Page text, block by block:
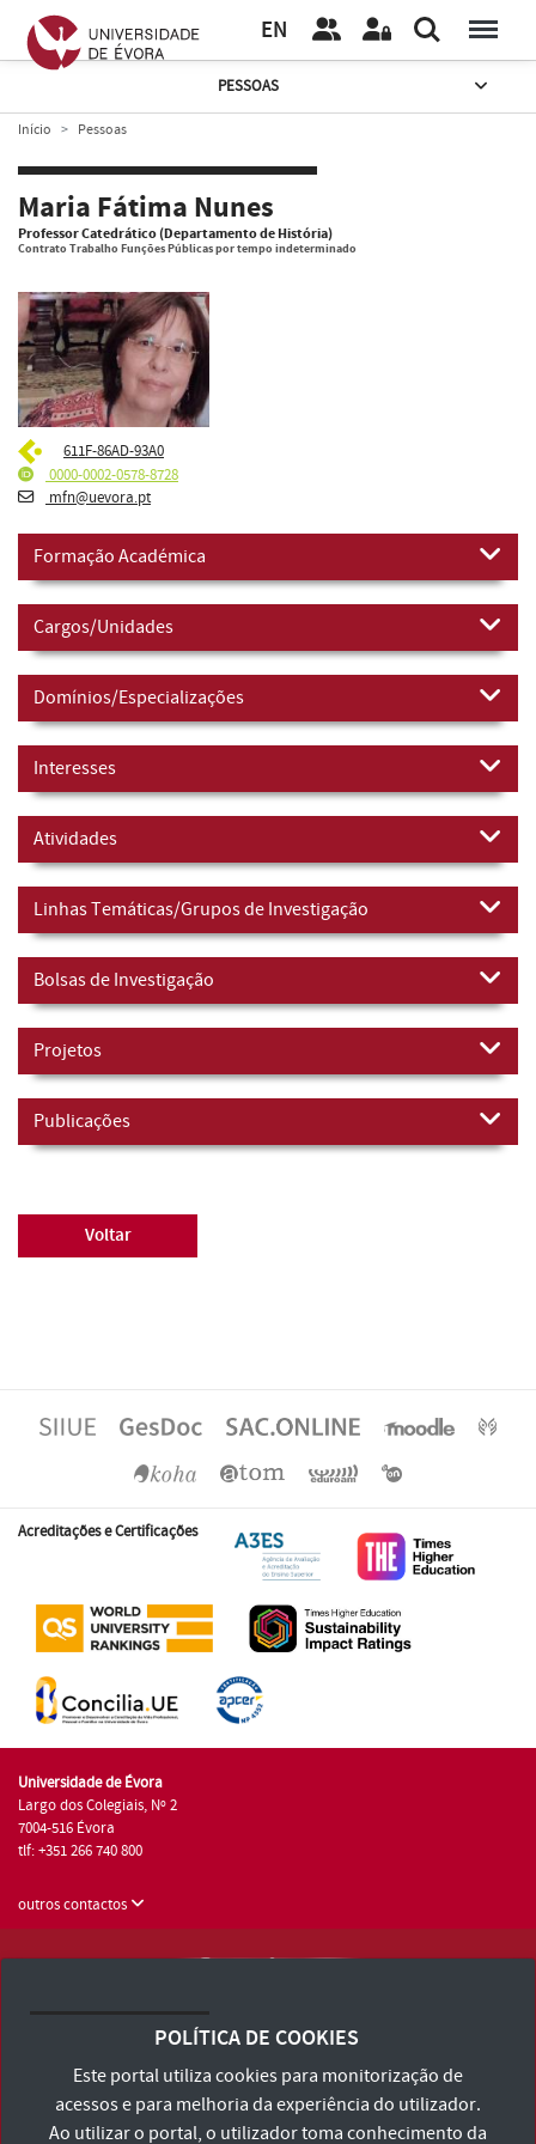
EN
PESSOAS
Início Pessoas
Maria Fátima Nunes
Professor Catedrático (Departamento de História)
Contrato Trabalho Funções Públicas por tempo indeterminado
611F-86AD-93A0
0000-0002-0578-8728
mfn@uevora.pt
Formação Académica
Cargos/Unidades
Domínios/Especializações
Interesses
Atividades
Linhas Temáticas/Grupos de Investigação
Bolsas de Investigação
Projetos
Publicações
Voltar
Acreditações e Certificações
Universidade de Évora
Largo dos Colegiais, Nº 2
7004-516 Évora
tlf: +351 266 740 800
outros contactos
Consulte os Termos e Condições e Política de Privacidade
Declaração de Acessibilidade
POLÍTICA DE COOKIES
Este portal utiliza cookies para monitorização de
acessos e para melhoria da experiência do utilizador.
Ao utilizar o portal, o utilizador toma conhecimento da